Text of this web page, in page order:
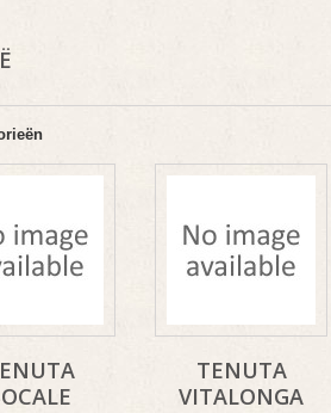
TENUTA
VITALONGA